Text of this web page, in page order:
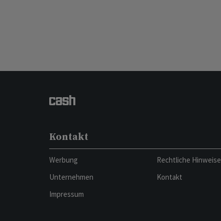
Kontakt
Werbung
Unternehmen
Impressum
Rechtliche Hinweise
Kontakt